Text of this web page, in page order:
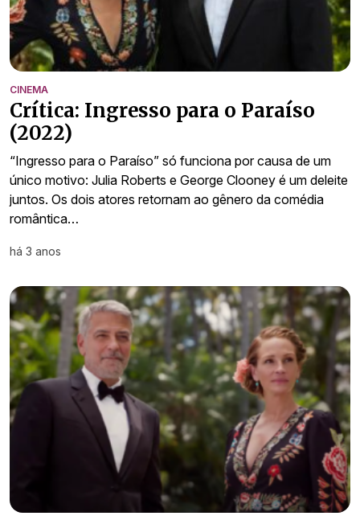
CINEMA
Crítica: Ingresso para o Paraíso
(2022)
“Ingresso para o Paraíso” só funciona por causa de um
único motivo: Julia Roberts e George Clooney é um deleite
juntos. Os dois atores retornam ao gênero da comédia
romântica…
há 3 anos